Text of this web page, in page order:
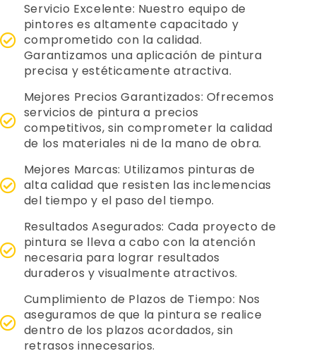
Servicio Excelente: Nuestro equipo de
pintores es altamente capacitado y
comprometido con la calidad.
Garantizamos una aplicación de pintura
precisa y estéticamente atractiva.
Mejores Precios Garantizados: Ofrecemos
servicios de pintura a precios
competitivos, sin comprometer la calidad
de los materiales ni de la mano de obra.
Mejores Marcas: Utilizamos pinturas de
alta calidad que resisten las inclemencias
del tiempo y el paso del tiempo.
Resultados Asegurados: Cada proyecto de
pintura se lleva a cabo con la atención
necesaria para lograr resultados
duraderos y visualmente atractivos.
Cumplimiento de Plazos de Tiempo: Nos
aseguramos de que la pintura se realice
dentro de los plazos acordados, sin
retrasos innecesarios.